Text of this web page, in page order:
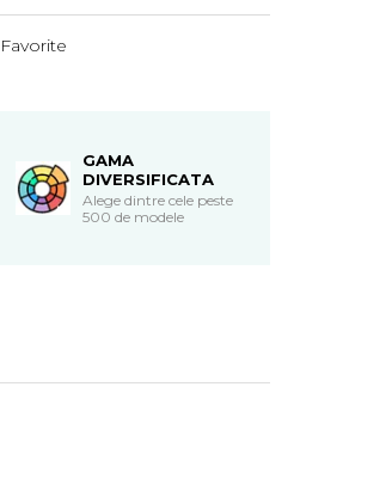
GAMA
DIVERSIFICATA
Alege dintre cele peste
500 de modele